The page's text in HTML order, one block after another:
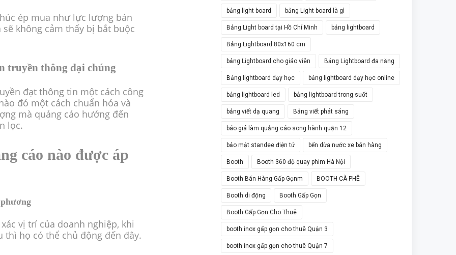
ép mua như lực lượng bán
không cảm thấy bị bắt buộc
truyền thông đại chúng
đạt thông tin một cách công
đó một cách chuẩn hóa và
mà quảng cáo hướng đến
lọc.
cáo nào được áp
vị trí của doanh nghiệp, khi
thì họ có thể chủ động đến đây.
bảng light board bảng Light board là gì
Bảng Light board tại Hồ Chí Minh bảng lightboard
Bảng Lightboard 80x160 cm
bảng Lightboard cho giáo viên Bảng Lightboard đa năng
Bảng lightboard dạy học bảng lightboard dạy học online
bảng lightboard led bảng lightboard trong suốt
bảng viết dạ quang Bảng viết phát sáng
báo giá làm quảng cáo song hành quận 12
bảo mật standee điện tử bến dừa nước xe bán hàng
Booth Booth 360 độ quay phim Hà Nội
Booth Bán Hàng Gấp Gọnm BOOTH CÀ PHÊ
Booth di động Booth Gấp Gọn
Booth Gấp Gọn Cho Thuê
booth inox gấp gọn cho thuê Quận 3
booth inox gấp gọn cho thuê Quận 7